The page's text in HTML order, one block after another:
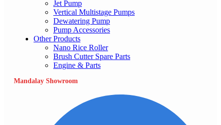
Jet Pump
Vertical Multistage Pumps
Dewatering Pump
Pump Accessories
Other Products
Nano Rice Roller
Brush Cutter Spare Parts
Engine & Parts
Mandalay Showroom